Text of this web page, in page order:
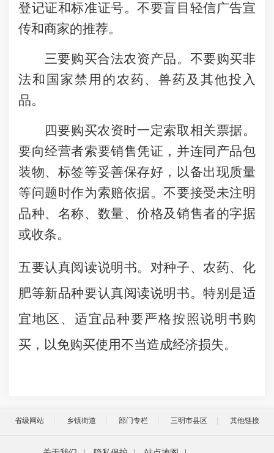
登记证和标准证号。不要盲目轻信广告宣
传和商家的推荐。
三要购买合法农资产品。不要购买非
法和国家禁用的农药、兽药及其他投入
品。
四要购买农资时一定索取相关票据。
要向经营者索要销售凭证，并连同产品包
装物、标签等妥善保存好，以备出现质量
等问题时作为索赔依据。不要接受未注明
品种、名称、数量、价格及销售者的字据
或收条。
五要认真阅读说明书。对种子、农药、化
肥等新品种要认真阅读说明书。特别是适
宜地区、适宜品种要严格按照说明书购
买，以免购买使用不当造成经济损失。
省级网站 乡镇街道 部门专栏 三明市县区 其他链接